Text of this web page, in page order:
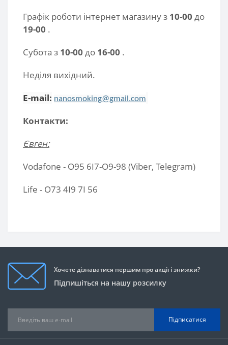
Графік роботи інтернет магазину з 10-00 до
19-00 .
Субота з 10-00 до 16-00 .
Неділя вихідний.
E-mail: nanosmoking@gmail.com
Контакти:
Євген:
Vodafone - O95 6I7-O9-98 (Viber, Telegram)
Life - О73 4I9 7I 56
Хочете дізнаватися першим про акції і знижки?
Підпишіться на нашу розсилку
Підписатися